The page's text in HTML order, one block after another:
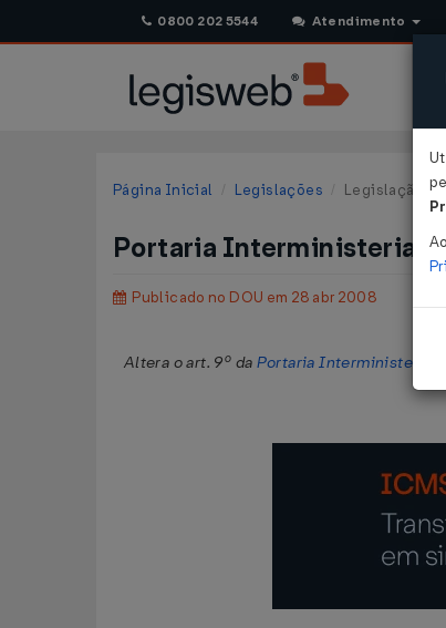
0800 202 5544 Atendimento
Página Inicial Legislações Legislação
Portaria Interministerial
Publicado no DOU em 28 abr 2008
Altera o art. 9º da Portaria Interministerial